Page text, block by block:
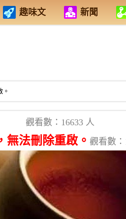
趣味文 新聞
觀看數：16633 人
無法刪除重啟。 觀看數：